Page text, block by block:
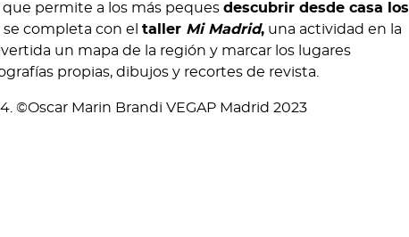
que permite a los más peques descubrir desde casa los
se completa con el taller Mi Madrid, una actividad en la
un mapa de la región y marcar los lugares
propias, dibujos y recortes de revista.